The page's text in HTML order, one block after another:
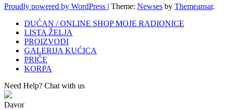
Proudly powered by WordPress | Theme: Newses by Themeansar.
DUĆAN / ONLINE SHOP MOJE RADIONICE
LISTA ŽELJA
PROIZVODI
GALERIJA KUĆICA
PRIČE
KORPA
Need Help? Chat with us
Davor